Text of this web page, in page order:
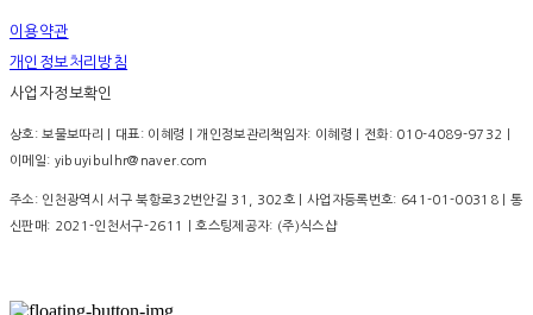
이용약관
개인정보처리방침
사업자정보확인
상호: 보물보따리 | 대표: 이혜령 | 개인정보관리책임자: 이혜령 | 전화: 010-4089-9732 |
이메일: yibuyibulhr@naver.com
주소: 인천광역시 서구 북항로32번안길 31, 302호 | 사업자등록번호: 641-01-00318| 통
신판매: 2021-인천서구-2611 | 호스팅제공자: (주)식스샵